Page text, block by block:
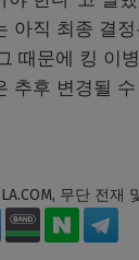
아직 최종 결
때문에 킹 이
추후 변경될
무단 전재